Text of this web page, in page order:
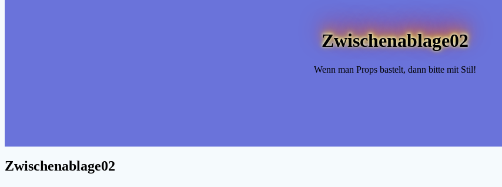
Zwischenablage02
Wenn man Props bastelt, dann bitte mit Stil!
Zwischenablage02